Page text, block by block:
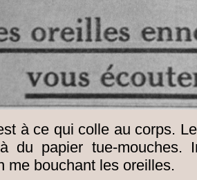
à ce qui colle au corps.
du papier tue-mouches.
me bouchant les oreilles.